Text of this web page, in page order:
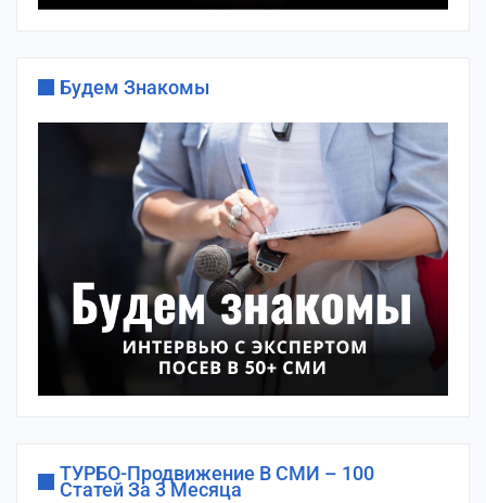
Будем Знакомы
ТУРБО-Продвижение В СМИ – 100
Статей За 3 Месяца